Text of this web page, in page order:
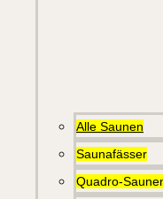
Alle Saunen
Saunafässer
Quadro-